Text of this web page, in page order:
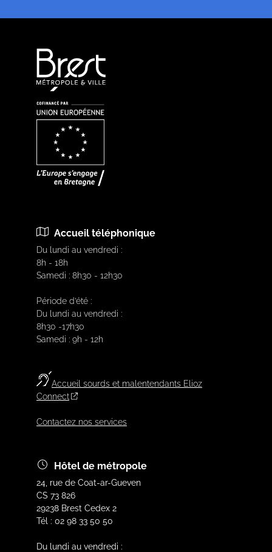
Accueil téléphonique
Du lundi au vendredi :
8h - 18h
Samedi : 8h30 - 12h30
Période d’été :
Du lundi au vendredi :
8h30 -17h30
Samedi : 9h - 12h
Accueil sourds et malentendants Elioz
Connect
Contactez nos services
Hôtel de métropole
24, rue de Coat-ar-Gueven
CS 73 826
29238 Brest Cedex 2
Tél : 02 98 33 50 50
Du lundi au vendredi :